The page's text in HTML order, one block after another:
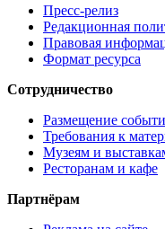
Пресс-релиз
Редакционная
Правовая
Формат ресурса
Сотрудничество
Размещение
Требования к
Музеям и
Ресторанам и кафе
Партнёрам